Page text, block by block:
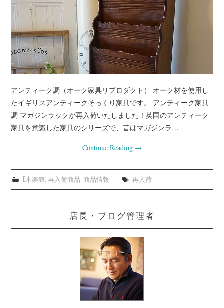
アンティーク調（オーク家具リプロダクト） オーク材を使用し
たイギリスアンティークそっくり家具です。 アンティーク家具
調 マガジンラックが再入荷いたしました！英国のアンティーク
家具を意識した家具のシリーズで、昔はマガジンラ…
Continue Reading →
E木楽館, 再入荷商品, 商品情報 再入荷
店長・ブログ管理者